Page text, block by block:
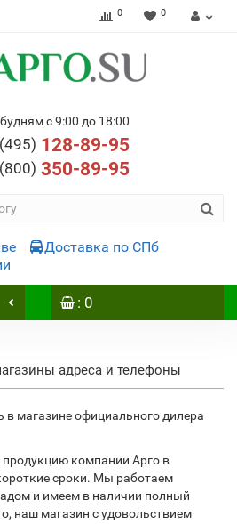
0 0
с 9:00 до 18:00
128-89-95
350-89-95
Доставка по СПб
: 0
адреса и телефоны
в магазине официального дилера
компании Арго в
сроки. Мы работаем
и имеем в наличии полный
наш магазин с удовольствием